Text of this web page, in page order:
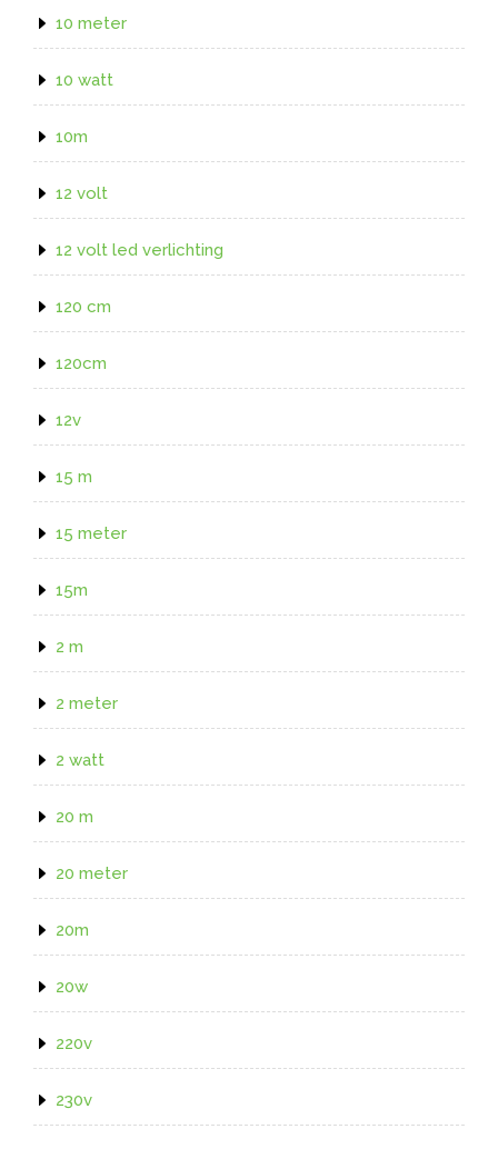
10 meter
10 watt
10m
12 volt
12 volt led verlichting
120 cm
120cm
12v
15 m
15 meter
15m
2 m
2 meter
2 watt
20 m
20 meter
20m
20w
220v
230v